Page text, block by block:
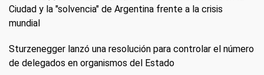
Ciudad y la "solvencia" de Argentina frente a la crisis
mundial
Sturzenegger lanzó una resolución para controlar el número
de delegados en organismos del Estado